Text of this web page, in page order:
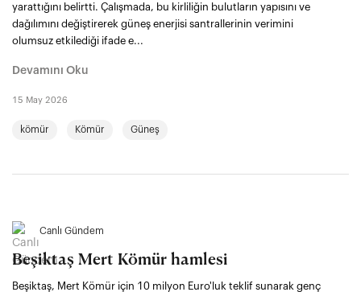
yarattığını belirtti. Çalışmada, bu kirliliğin bulutların yapısını ve
dağılımını değiştirerek güneş enerjisi santrallerinin verimini
olumsuz etkilediği ifade e...
Devamını Oku
15 May 2026
kömür Kömür Güneş
Canlı Gündem
Beşiktaş Mert Kömür hamlesi
Beşiktaş, Mert Kömür için 10 milyon Euro'luk teklif sunarak genç